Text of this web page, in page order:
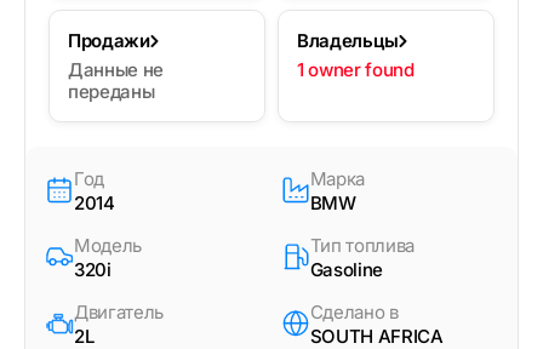
Продажи
Данные не
переданы
Владельцы
1 owner found
Год
2014
Марка
BMW
Модель
320i
Тип топлива
Gasoline
Двигатель
2L
Сделано в
SOUTH AFRICA